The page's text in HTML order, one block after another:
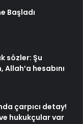
Başladı
sözler: Şu
hesabını
çarpıcı detay!
hukukçular var